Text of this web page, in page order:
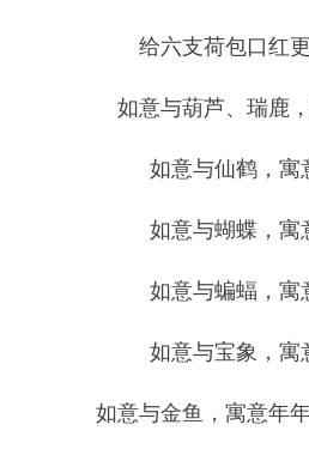
给六支荷包口红
如意与葫芦、瑞鹿
如意与仙鹤，寓
如意与蝴蝶，寓
如意与蝙蝠，寓
如意与宝象，寓
如意与金鱼，寓意年